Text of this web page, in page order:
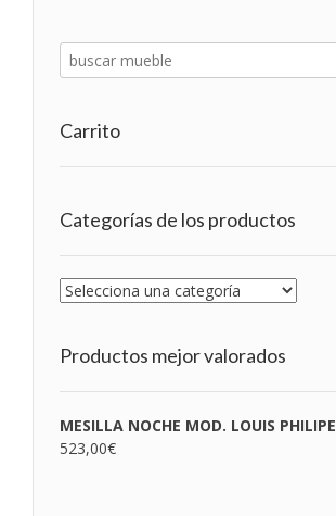
Carrito
Categorías de los productos
Productos mejor valorados
MESILLA NOCHE MOD. LOUIS PHILIPE
523,00€